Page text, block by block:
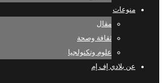
منوعات
مقال
ثقافة وصحة
علوم وتكنولجيا
عن بلادي إف إم